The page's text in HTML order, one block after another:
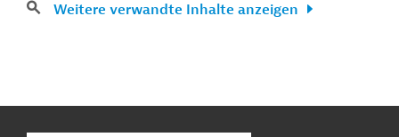
Weitere verwandte Inhalte anzeigen